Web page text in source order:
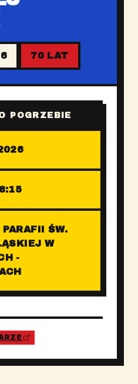
70 LAT
POGRZEBIE
ŚW.
W
-